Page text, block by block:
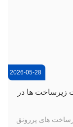
2026-05-28
زیرساخت ها در
های پررونق